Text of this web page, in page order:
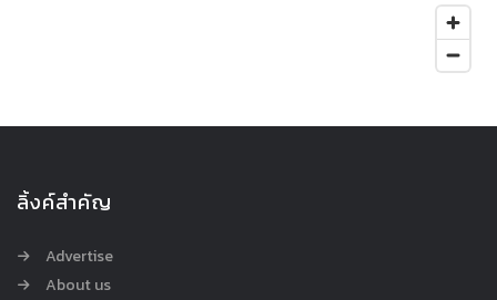
ลิ้งค์สำคัญ
Advertise
About us